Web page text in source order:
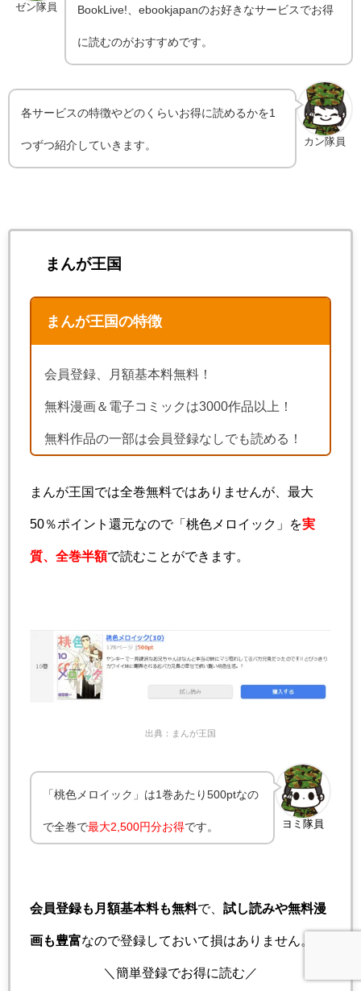
ゼン隊員 BookLive!、ebookjapanのお好きなサービスでお得
に読むのがおすすめです。
カン隊員
各サービスの特徴やどのくらいお得に読めるかを1
つずつ紹介していきます。
まんが王国
まんが王国の特徴
会員登録、月額基本料無料！
無料漫画＆電子コミックは3000作品以上！
無料作品の一部は会員登録なしでも読める！
まんが王国では全巻無料ではありませんが、最大
50％ポイント還元なので「桃色メロイック」を実
質、全巻半額で読むことができます。
出典：まんが王国
ヨミ隊員
「桃色メロイック」は1巻あたり500ptなの
で全巻で最大2,500円分お得です。
会員登録も月額基本料も無料で、 試し読みや無料漫
画も豊富なので登録しておいて損はありません。
＼簡単登録でお得に読む／